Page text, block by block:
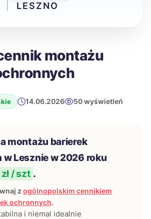
montażu
14.06.2026 50 wyświetleń
montażu barierek
Lesznie w 2026 roku
zł / szt .
z ogólnopolskim cennikiem
ochronnych.
i niemal idealnie
LESZNO